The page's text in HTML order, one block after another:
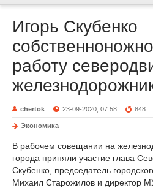
Игорь Скубенко
работу
chertok 23-09-2020, 07:58 848
Экономика
В рабочем совещании на
города приняли участие глава
Скубенко, председатель
Михаил Старожилов и директор